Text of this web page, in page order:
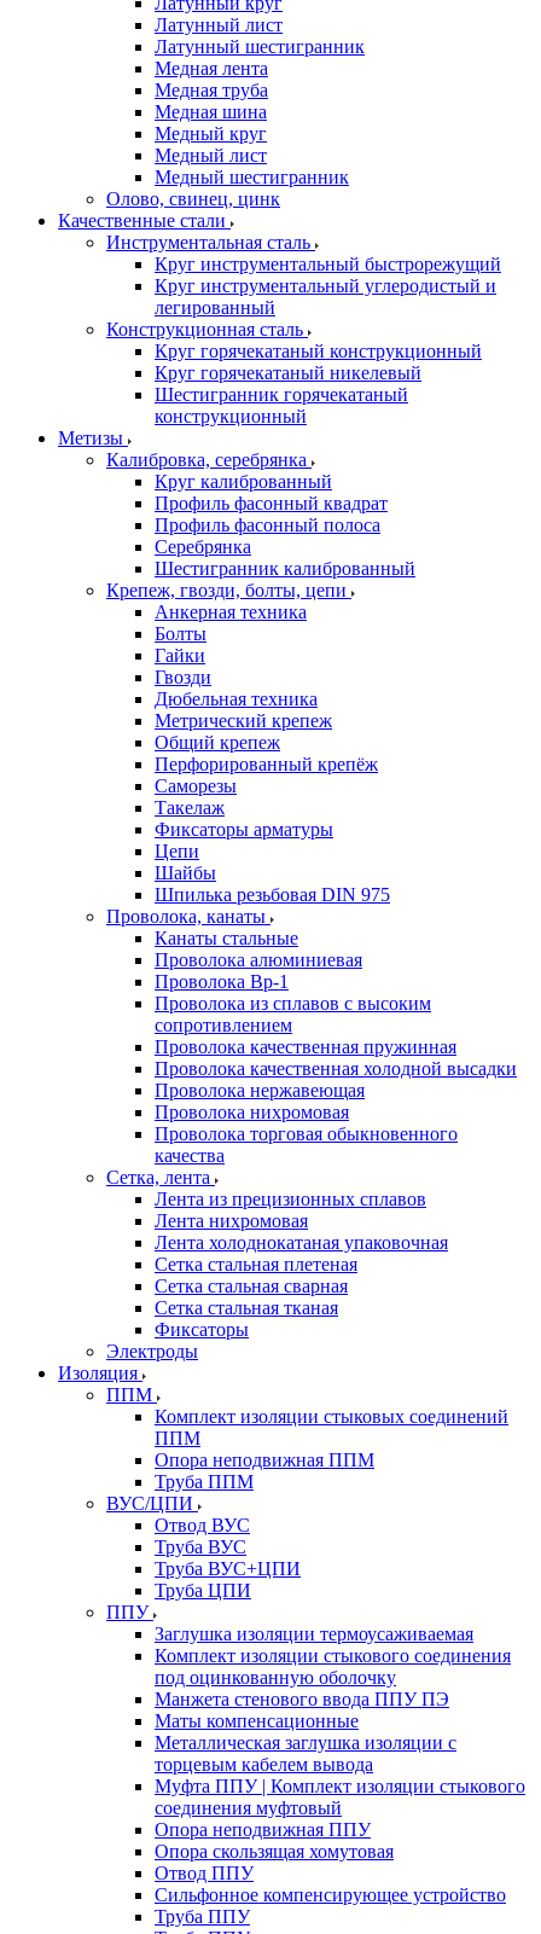
Латунный лист
Латунный шестигранник
Медная лента
Медная труба
Медная шина
Медный круг
Медный лист
Медный шестигранник
Олово, cвинец, цинк
Качественные стали
Инструментальная сталь
Круг инструментальный быстрорежущий
Круг инструментальный углеродистый и
легированный
Конструкционная сталь
Круг горячекатаный конструкционный
Круг горячекатаный никелевый
Шестигранник горячекатаный
конструкционный
Метизы
Калибровка, серебрянка
Круг калиброванный
Профиль фасонный квадрат
Профиль фасонный полоса
Серебрянка
Шестигранник калиброванный
Крепеж, гвозди, болты, цепи
Анкерная техника
Болты
Гайки
Гвозди
Дюбельная техника
Метрический крепеж
Общий крепеж
Перфорированный крепёж
Саморезы
Такелаж
Фиксаторы арматуры
Цепи
Шайбы
Шпилька резьбовая DIN 975
Проволока, канаты
Канаты стальные
Проволока алюминиевая
Проволока Вр-1
Проволока из сплавов с высоким
сопротивлением
Проволока качественная пружинная
Проволока качественная холодной высадки
Проволока нержавеющая
Проволока нихромовая
Проволока торговая обыкновенного
качества
Сетка, лента
Лента из прецизионных сплавов
Лента нихромовая
Лента холоднокатаная упаковочная
Сетка стальная плетеная
Сетка стальная сварная
Сетка стальная тканая
Фиксаторы
Электроды
Изоляция
ППМ
Комплект изоляции стыковых соединений
ППМ
Опора неподвижная ППМ
Труба ППМ
ВУС/ЦПИ
Отвод ВУС
Труба ВУС
Труба ВУС+ЦПИ
Труба ЦПИ
ППУ
Заглушка изоляции термоусаживаемая
Комплект изоляции стыкового соединения
под оцинкованную оболочку
Манжета стенового ввода ППУ ПЭ
Маты компенсационные
Металлическая заглушка изоляции с
торцевым кабелем вывода
Муфта ППУ | Комплект изоляции стыкового
соединения муфтовый
Опора неподвижная ППУ
Опора скользящая хомутовая
Отвод ППУ
Сильфонное компенсирующее устройство
Труба ППУ